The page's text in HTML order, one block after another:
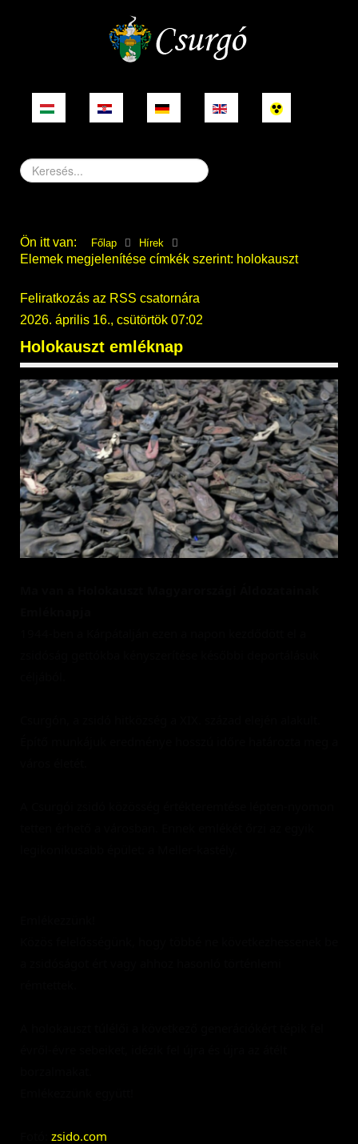
Keresés...
Ön itt van: Főlap Hírek
Elemek megjelenítése címkék szerint: holokauszt
Feliratkozás az RSS csatornára
2026. április 16., csütörtök 07:02
Holokauszt emléknap
zsido.com